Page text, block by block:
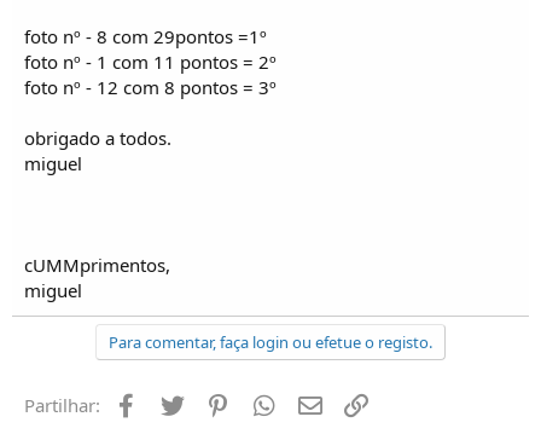
foto nº - 8 com 29pontos =1º
foto nº - 1 com 11 pontos = 2º
foto nº - 12 com 8 pontos = 3º
obrigado a todos.
miguel
cUMMprimentos,
miguel
Para comentar, faça login ou efetue o registo.
Partilhar: Facebook
Twitter PinterestWhatsapp
Email